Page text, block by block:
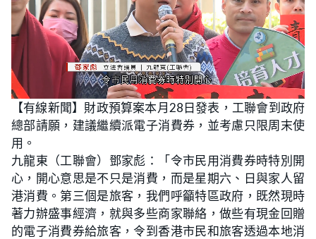
n
m
L
o
a
d
e
d
4
.
0
0
%
【有線新聞】財政預算案本月28日發表，工聯會到政府
總部請願，建議繼續派電子消費券，並考慮只限周末使
用。
九龍東（工聯會）鄧家彪：「令市民用消費券時特別開
心，開心意思是不只是消費，而是星期六、日與家人留
港消費。第三個是旅客，我們呼籲特區政府，既然現時
著力辦盛事經濟，就與多些商家聯絡，做些有現金回贈
的電子消費券給旅客，令到香港市民和旅客透過本地消